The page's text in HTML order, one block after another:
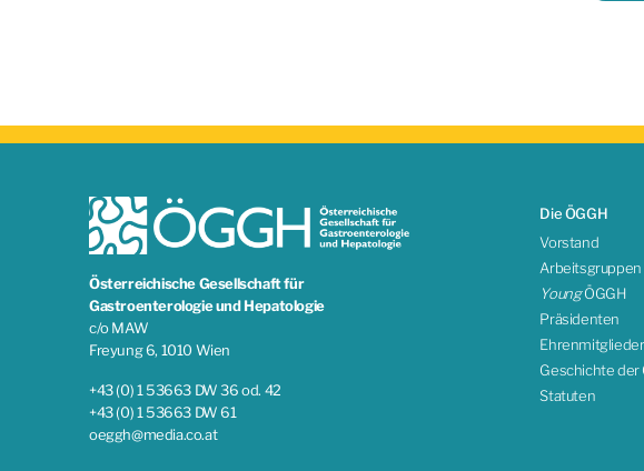
Österreichische Gesellschaft für
Gastroenterologie und Hepatologie
c/o MAW
Freyung 6, 1010 Wien
+43 (0) 1 53663 DW 36 od. 42
+43 (0) 1 53663 DW 61
oeggh@media.co.at
Die ÖGGH
Vorstand
Arbeitsgruppen
YoungÖGGH
Präsidenten
Ehrenmitglieder
Geschichte der
Statuten